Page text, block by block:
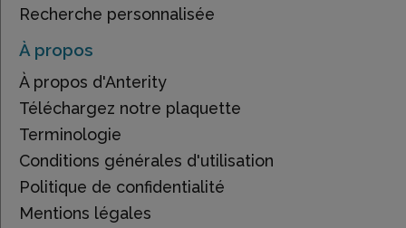
Recherche personnalisée
À propos
À propos d'Anterity
Téléchargez notre plaquette
Terminologie
Conditions générales d'utilisation
Politique de confidentialité
Mentions légales